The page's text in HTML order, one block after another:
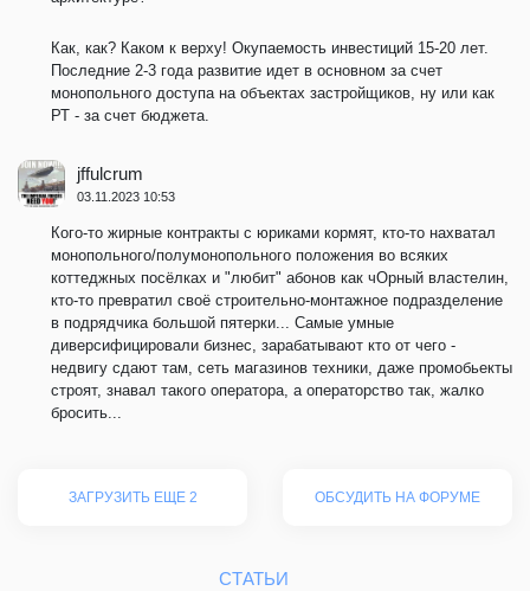
Как, как? Каком к верху! Окупаемость инвестиций 15-20 лет.
Последние 2-3 года развитие идет в основном за счет
монопольного доступа на объектах застройщиков, ну или как
РТ - за счет бюджета.
jffulcrum
03.11.2023 10:53
Кого-то жирные контракты с юриками кормят, кто-то нахватал
монопольного/полумонопольного положения во всяких
коттеджных посёлках и "любит" абонов как чОрный властелин,
кто-то превратил своё строительно-монтажное подразделение
в подрядчика большой пятерки... Самые умные
диверсифицировали бизнес, зарабатывают кто от чего -
недвигу сдают там, сеть магазинов техники, даже промобьекты
строят, знавал такого оператора, а операторство так, жалко
бросить...
ЗАГРУЗИТЬ ЕЩЕ 2 ОБСУДИТЬ НА ФОРУМЕ
СТАТЬИ